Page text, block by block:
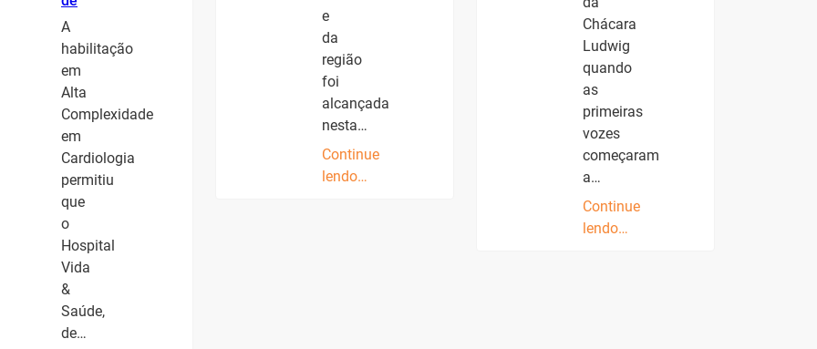
A
habilitação
em
Alta
Complexidade
em
Cardiologia
permitiu
que
o
Hospital
Vida
&
Saúde,
de…
e
da
região
foi
alcançada
nesta…
Continue
lendo…
Chácara
Ludwig
quando
as
primeiras
vozes
começaram
a…
Continue
lendo…